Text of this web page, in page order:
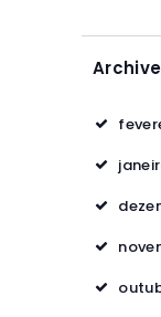
Archive